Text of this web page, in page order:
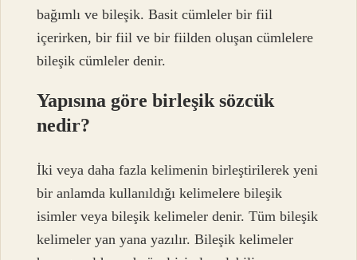
bağımlı ve bileşik. Basit cümleler bir fiil
içerirken, bir fiil ve bir fiilden oluşan cümlelere
bileşik cümleler denir.
Yapısına göre birleşik sözcük
nedir?
İki veya daha fazla kelimenin birleştirilerek yeni
bir anlamda kullanıldığı kelimelere bileşik
isimler veya bileşik kelimeler denir. Tüm bileşik
kelimeler yan yana yazılır. Bileşik kelimeler